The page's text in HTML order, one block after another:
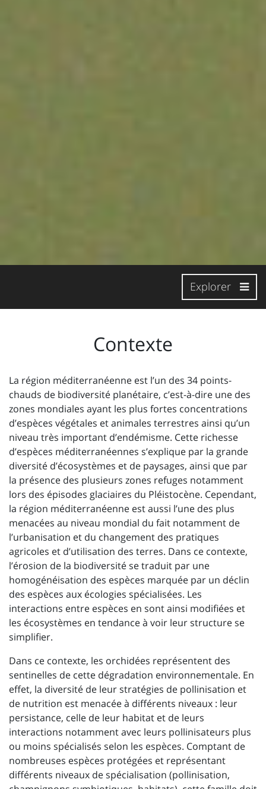
Explorer
Contexte
La région méditerranéenne est l’un des 34 points-
chauds de biodiversité planétaire, c’est-à-dire une des
zones mondiales ayant les plus fortes concentrations
d’espèces végétales et animales terrestres ainsi qu’un
niveau très important d’endémisme. Cette richesse
d’espèces méditerranéennes s’explique par la grande
diversité d’écosystèmes et de paysages, ainsi que par
la présence des plusieurs zones refuges notamment
lors des épisodes glaciaires du Pléistocène. Cependant,
la région méditerranéenne est aussi l’une des plus
menacées au niveau mondial du fait notamment de
l’urbanisation et du changement des pratiques
agricoles et d’utilisation des terres. Dans ce contexte,
l’érosion de la biodiversité se traduit par une
homogénéisation des espèces marquée par un déclin
des espèces aux écologies spécialisées. Les
interactions entre espèces en sont ainsi modifiées et
les écosystèmes en tendance à voir leur structure se
simplifier.
Dans ce contexte, les orchidées représentent des
sentinelles de cette dégradation environnementale. En
effet, la diversité de leur stratégies de pollinisation et
de nutrition est menacée à différents niveaux : leur
persistance, celle de leur habitat et de leurs
interactions notamment avec leurs pollinisateurs plus
ou moins spécialisés selon les espèces. Comptant de
nombreuses espèces protégées et représentant
différents niveaux de spécialisation (pollinisation,